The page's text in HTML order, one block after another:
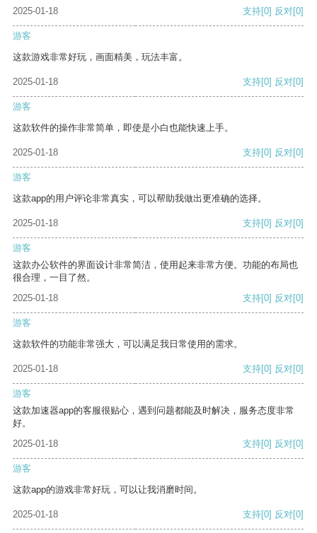
2025-01-18
支持[0] 反对[0]
游客
这款游戏非常好玩，画面精美，玩法丰富。
2025-01-18 支持[0] 反对[0]
游客
这款软件的操作非常简单，即使是小白也能快速上手。
2025-01-18 支持[0] 反对[0]
游客
这款app的用户评论非常真实，可以帮助我做出更准确的选择。
2025-01-18 支持[0] 反对[0]
游客
这款办公软件的界面设计非常简洁，使用起来非常方便。功能的布局也
很合理，一目了然。
2025-01-18
支持[0] 反对[0]
游客
这款软件的功能非常强大，可以满足我日常使用的需求。
2025-01-18 支持[0] 反对[0]
游客
这款加速器app的客服很贴心，遇到问题都能及时解决，服务态度非常
好。
2025-01-18
支持[0] 反对[0]
游客
这款app的游戏非常好玩，可以让我消磨时间。
2025-01-18 支持[0] 反对[0]